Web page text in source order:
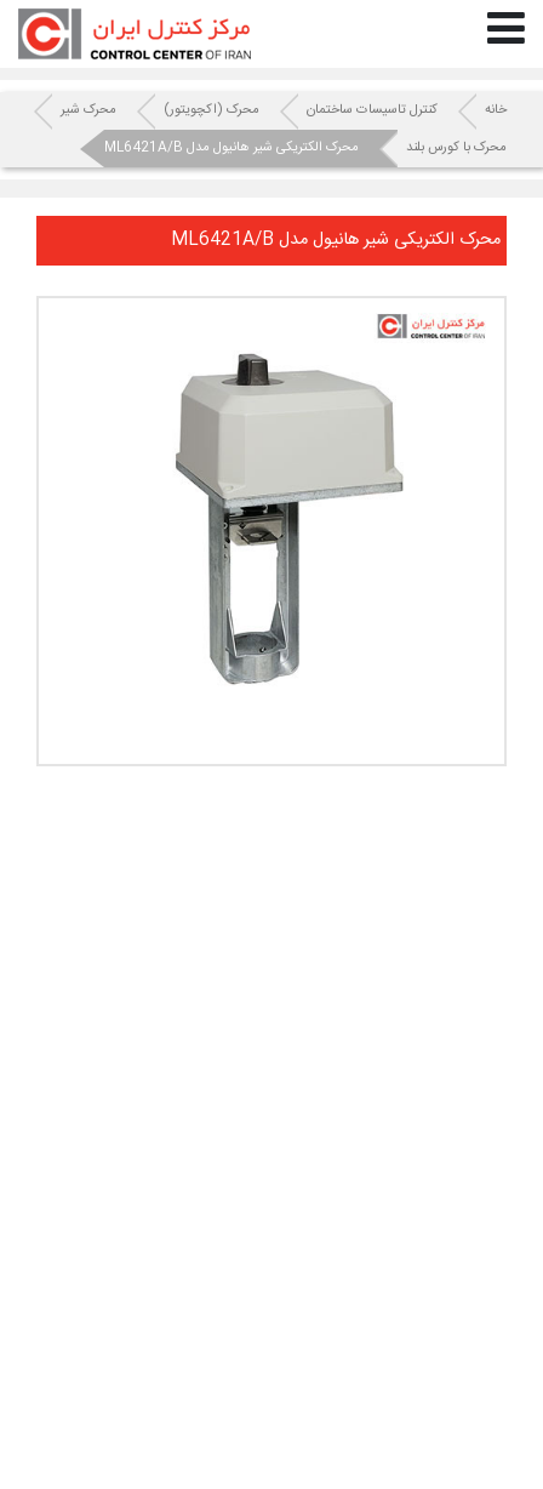
خانه کنترل تاسیسات ساختمان محرک (اکچویتور)
محرک شیر
محرک با کورس بلند
محرک الکتریکی شیر هانیول مدل ML6421A/B
محرک الکتریکی شیر هانیول مدل ML6421A/B